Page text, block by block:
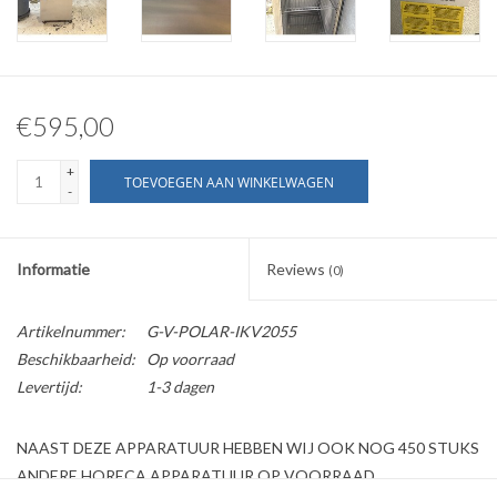
€595,00
+
-
TOEVOEGEN AAN WINKELWAGEN
Informatie Reviews (0)
Artikelnummer:
G-V-POLAR-IKV2055
Beschikbaarheid:
Op voorraad
Levertijd:
1-3 dagen
NAAST DEZE APPARATUUR HEBBEN WIJ OOK NOG 450 STUKS
ANDERE HORECA APPARATUUR OP VOORRAAD